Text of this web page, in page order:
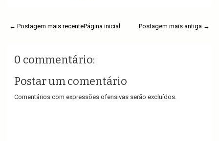
← Postagem mais recente Postagem mais antiga →
Página inicial
0 commentário:
Postar um comentário
Comentários com expressões ofensivas serão excluídos.